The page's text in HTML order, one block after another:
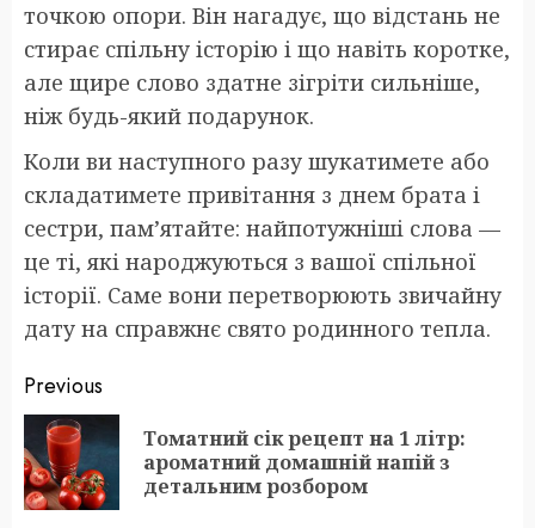
точкою опори. Він нагадує, що відстань не
стирає спільну історію і що навіть коротке,
але щире слово здатне зігріти сильніше,
ніж будь-який подарунок.
Коли ви наступного разу шукатимете або
складатимете привітання з днем брата і
сестри, пам’ятайте: найпотужніші слова —
це ті, які народжуються з вашої спільної
історії. Саме вони перетворюють звичайну
дату на справжнє свято родинного тепла.
Post
navigation
Previous
Томатний сік рецепт на 1 літр:
ароматний домашній напій з
детальним розбором